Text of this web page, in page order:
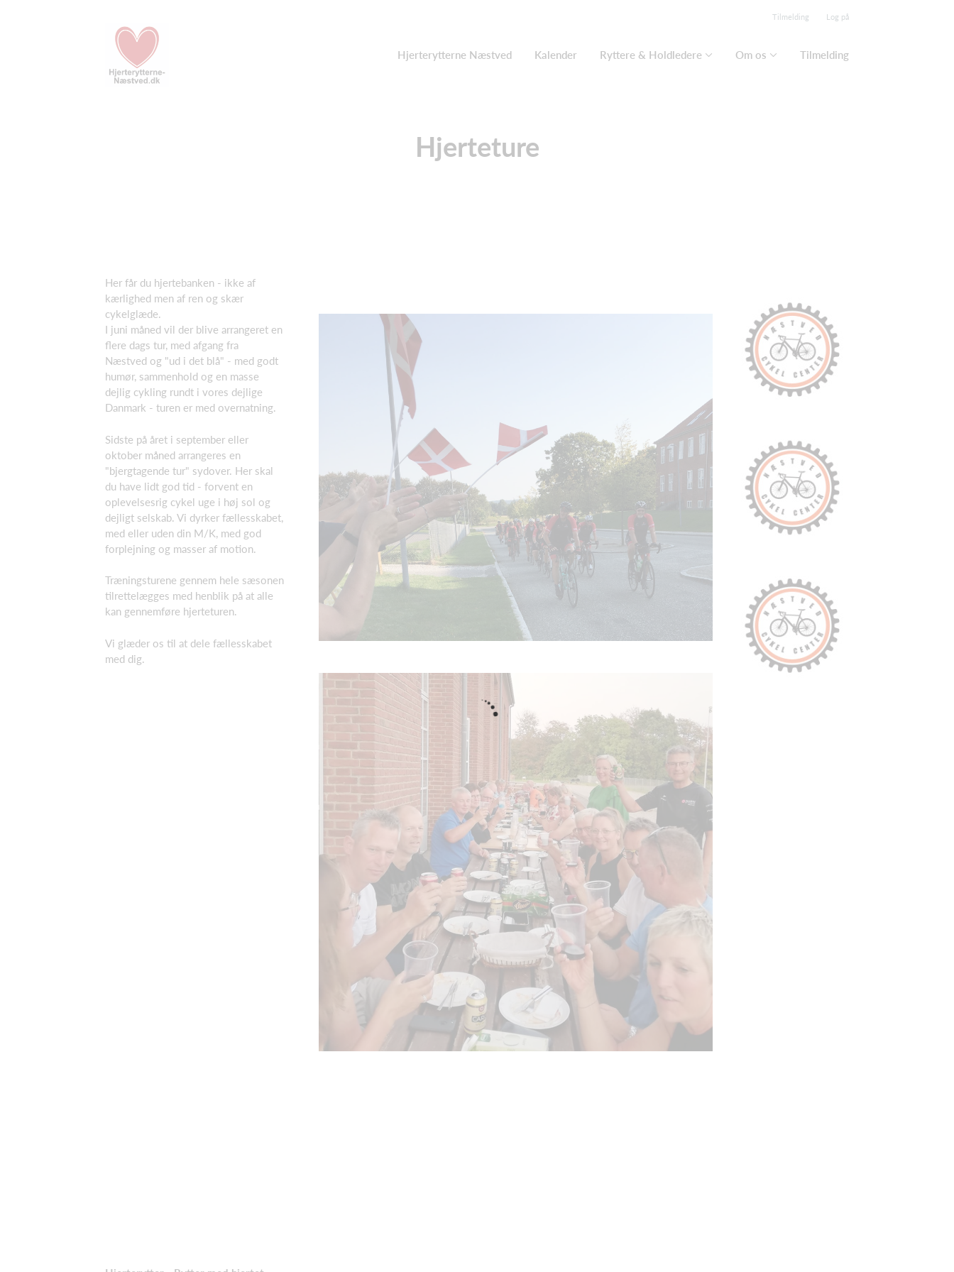
Tilmelding Log på
Hjerterytterne Næstved Kalender Ryttere & Holdledere Om os Tilmelding
Hjerteture
Her får du hjertebanken - ikke af
kærlighed men af ren og skær
cykelglæde.
I juni måned vil der blive arrangeret en
flere dags tur, med afgang fra
Næstved og "ud i det blå" - med godt
humør, sammenhold og en masse
dejlig cykling rundt i vores dejlige
Danmark - turen er med overnatning.
Sidste på året i september eller
oktober måned arrangeres en
"bjergtagende tur" sydover. Her skal
du have lidt god tid - forvent en
oplevelsesrig cykel uge i høj sol og
dejligt selskab. Vi dyrker fællesskabet,
med eller uden din M/K, med god
forplejning og masser af motion.
Træningsturene gennem hele sæsonen
tilrettelægges med henblik på at alle
kan gennemføre hjerteturen.
Vi glæder os til at dele fællesskabet
med dig.